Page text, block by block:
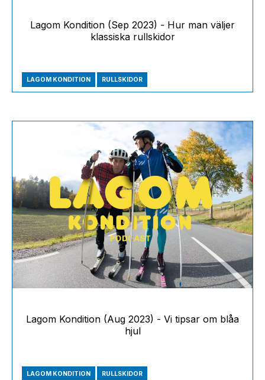
Lagom Kondition (Sep 2023) - Hur man väljer
klassiska rullskidor
LAGOM KONDITION RULLSKIDOR
Lagom Kondition (Aug 2023) - Vi tipsar om blåa
hjul
LAGOM KONDITION RULLSKIDOR